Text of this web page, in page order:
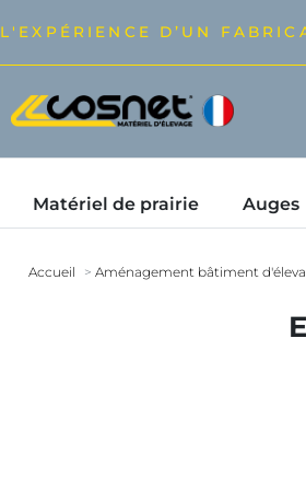
L'EXPÉRIENCE D’UN
Matériel de prairie Auges
Accueil Aménagement bâtiment